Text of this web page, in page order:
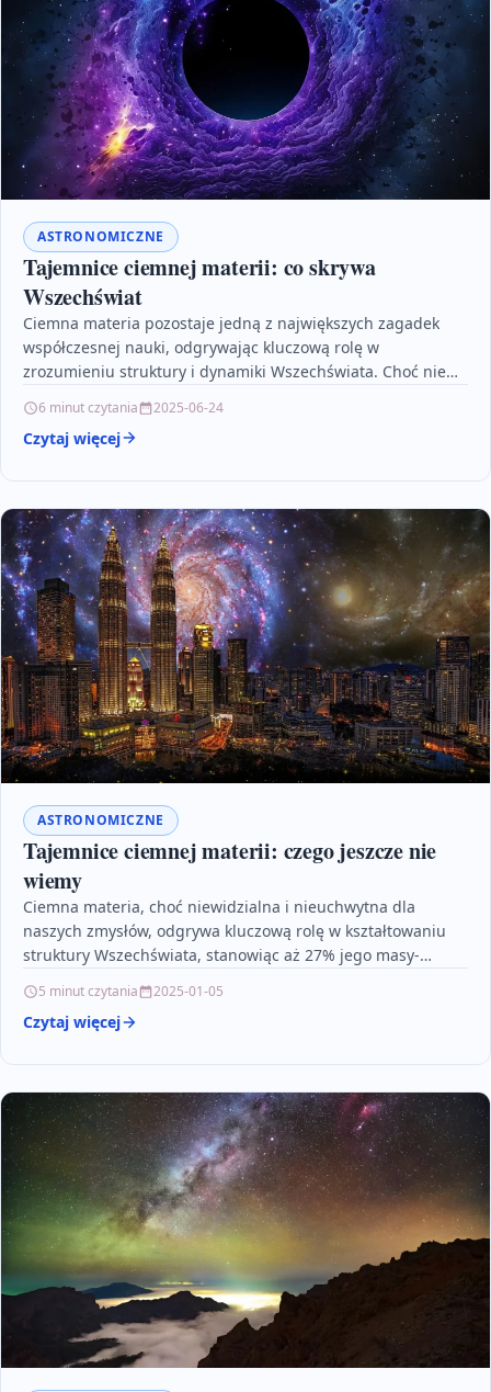
ASTRONOMICZNE
Tajemnice ciemnej materii: co skrywa
Wszechświat
Ciemna materia pozostaje jedną z największych zagadek
współczesnej nauki, odgrywając kluczową rolę w
zrozumieniu struktury i dynamiki Wszechświata. Choć nie
6 minut czytania 2025-06-24
Czytaj więcej
ASTRONOMICZNE
Tajemnice ciemnej materii: czego jeszcze nie
wiemy
Ciemna materia, choć niewidzialna i nieuchwytna dla
naszych zmysłów, odgrywa kluczową rolę w kształtowaniu
struktury Wszechświata, stanowiąc aż 27% jego masy-
5 minut czytania 2025-01-05
Czytaj więcej